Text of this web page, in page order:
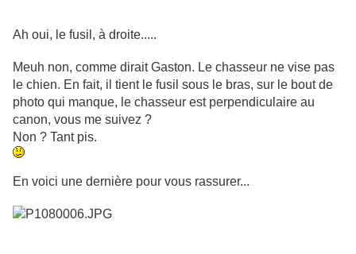
Ah oui, le fusil, à droite.....
Meuh non, comme dirait Gaston. Le chasseur ne vise pas
le chien. En fait, il tient le fusil sous le bras, sur le bout de
photo qui manque, le chasseur est perpendiculaire au
canon, vous me suivez ?
Non ? Tant pis.
En voici une dernière pour vous rassurer...